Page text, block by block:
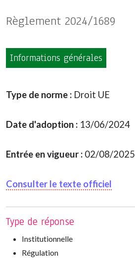
Règlement 2024/1689
Informations générales
Type de norme : Droit UE
Date d'adoption : 13/06/2024
Entrée en vigueur : 02/08/2025
Consulter le texte officiel
Type de réponse
Institutionnelle
Régulation